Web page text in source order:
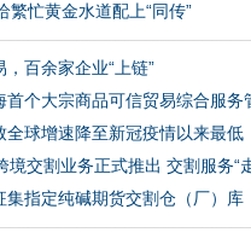
繁忙黄金水道配上“同传”
，百余家企业“上链”
首个大宗商品可信贸易综合服务
全球增速降至新冠疫情以来最低
境交割业务正式推出 交割服务“
集指定纯碱期货交割仓（厂）库